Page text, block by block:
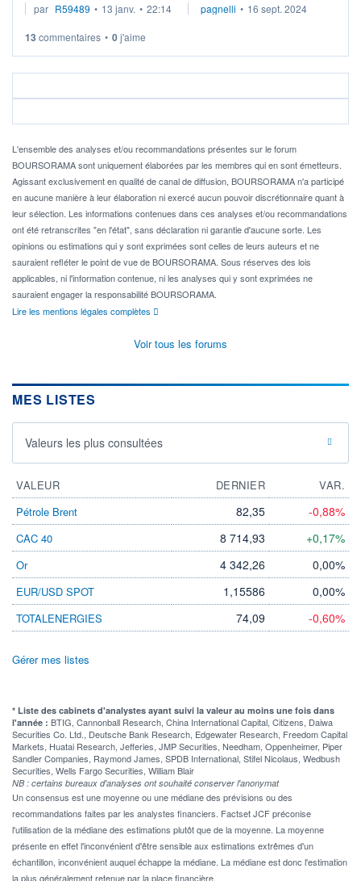
par R59489 • 13 janv. • 22:14 pagnelli • 16 sept. 2024
13 commentaires • 0j'aime
L'ensemble des analyses et/ou recommandations présentes sur le forum
BOURSORAMA sont uniquement élaborées par les membres qui en sont émetteurs.
Agissant exclusivement en qualité de canal de diffusion, BOURSORAMA n'a participé
en aucune manière à leur élaboration ni exercé aucun pouvoir discrétionnaire quant à
leur sélection. Les informations contenues dans ces analyses et/ou recommandations
ont été retranscrites "en l'état", sans déclaration ni garantie d'aucune sorte. Les
opinions ou estimations qui y sont exprimées sont celles de leurs auteurs et ne
sauraient refléter le point de vue de BOURSORAMA. Sous réserves des lois
applicables, ni l'information contenue, ni les analyses qui y sont exprimées ne
sauraient engager la responsabilité BOURSORAMA.
Lire les mentions légales complètes
Voir tous les forums
MES LISTES
Valeurs les plus consultées
VALEUR DERNIER
VAR.
Pétrole Brent
82,35 -0,88%
CAC 40 8 714,93 +0,17%
Or 4 342,26 0,00%
EUR/USD SPOT 1,15586 0,00%
TOTALENERGIES 74,09 -0,60%
Gérer mes listes
* Liste des cabinets d'analystes ayant suivi la valeur au moins une fois dans
l'année : BTIG, Cannonball Research, China International Capital, Citizens, Daiwa
Securities Co. Ltd., Deutsche Bank Research, Edgewater Research, Freedom Capital
Markets, Huatai Research, Jefferies, JMP Securities, Needham, Oppenheimer, Piper
Sandler Companies, Raymond James, SPDB International, Stifel Nicolaus, Wedbush
Securities, Wells Fargo Securities, William Blair
NB : certains bureaux d'analyses ont souhaité conserver l'anonymat
Un consensus est une moyenne ou une médiane des prévisions ou des
recommandations faites par les analystes financiers. Factset JCF préconise
l'utilisation de la médiane des estimations plutôt que de la moyenne. La moyenne
présente en effet l'inconvénient d'être sensible aux estimations extrêmes d'un
échantillon, inconvénient auquel échappe la médiane. La médiane est donc l'estimation
la plus généralement retenue par la place financière.